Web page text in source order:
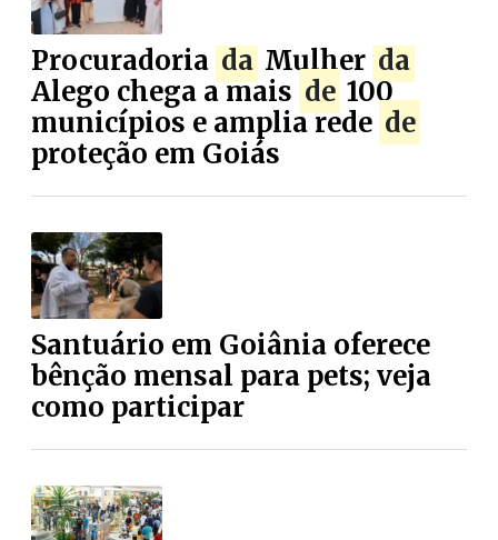
Procuradoria da Mulher da
Alego chega a mais de 100
municípios e amplia rede de
proteção em Goiás
Santuário em Goiânia oferece
bênção mensal para pets; veja
como participar